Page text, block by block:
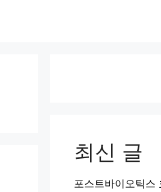
최신 글
포스트바이오틱스